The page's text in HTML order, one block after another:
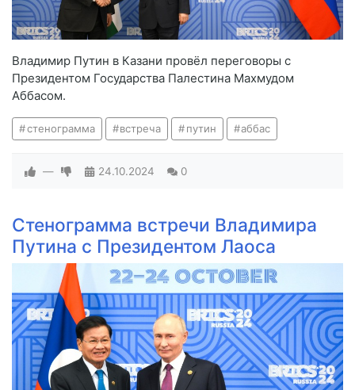
Владимир Путин в Казани провёл переговоры с
Президентом Государства Палестина Махмудом
Аббасом.
стенограмма встреча путин аббас
— 24.10.2024 0
Стенограмма встречи Владимира
Путина с Президентом Лаоса